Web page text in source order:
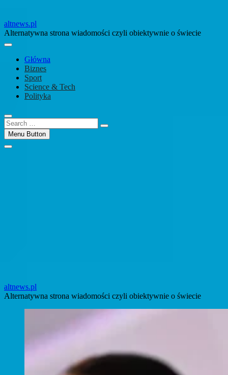
altnews.pl
Alternatywna strona wiadomości czyli obiektywnie o świecie
Główna
Biznes
Sport
Science & Tech
Polityka
Search
…Menu Button
altnews.pl
Alternatywna strona wiadomości czyli obiektywnie o świecie